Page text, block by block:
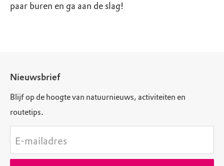
paar buren en ga aan de slag!
Nieuwsbrief
Blijf op de hoogte van natuurnieuws, activiteiten en
routetips.
E-mailadres